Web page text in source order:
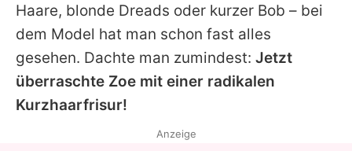
Utiq verwalten
Haare, blonde Dreads oder kurzer Bob – bei
dem Model hat man schon fast alles
gesehen. Dachte man zumindest: Jetzt
überraschte Zoe mit einer radikalen
Kurzhaarfrisur!
Anzeige